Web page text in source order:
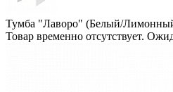
Тумба "Лаворо" (Белый/
Товар временно отсутствует.